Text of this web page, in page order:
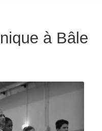
à Bâle